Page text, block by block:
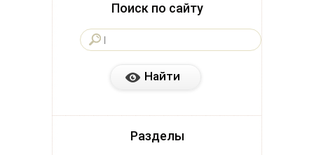
Поиск по сайту
Разделы